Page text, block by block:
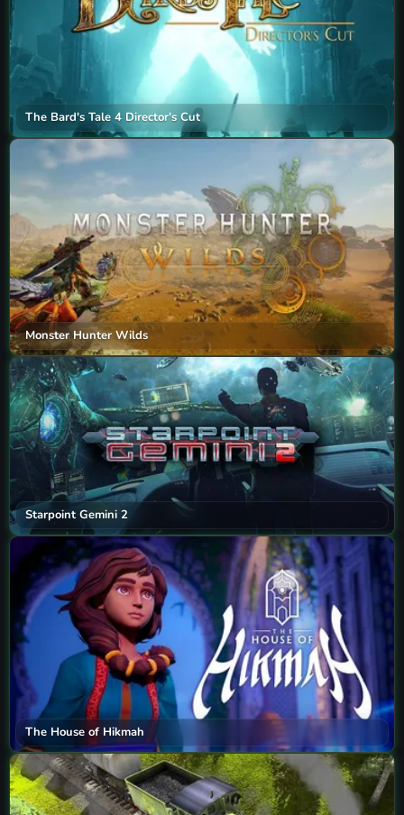
The Bard's Tale 4 Director's Cut
Monster Hunter Wilds
Starpoint Gemini 2
The House of Hikmah